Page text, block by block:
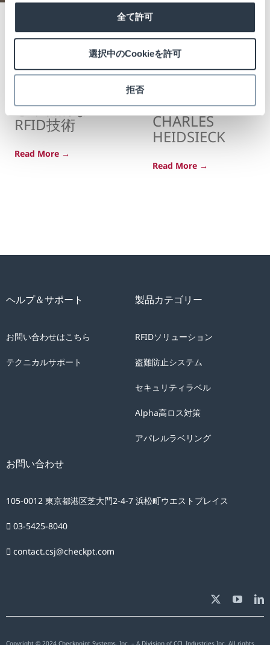
全て許可
選択中のCookieを許可
拒否
03/19/2025 Blog
CHECKPOINT
SYSTEMS
DEPLOYS RFID
TECHNOLOGY
CHAMPAGNE
CHARLES
HEIDSIECK
Read More →
Featured Large Grid Post
CHINOOK™イ
ンレイ：リユ
る革新的な
RFID技術
Read More →
製品カテゴリー
RFIDソリューション
盗難防止システム
セキュリティラベル
Alpha高ロス対策
アパレルラベリング
ヘルプ＆サポート
お問い合わせはこちら
テクニカルサポート
お問い合わせ
105-0012 東京都港区芝大門2-4-7 浜松町ウエストプレイス
03-5425-8040
contact.csj@checkpt.com
Copyright © 2024 Checkpoint Systems, Inc. – A Division of CCL Industries Inc. All rights